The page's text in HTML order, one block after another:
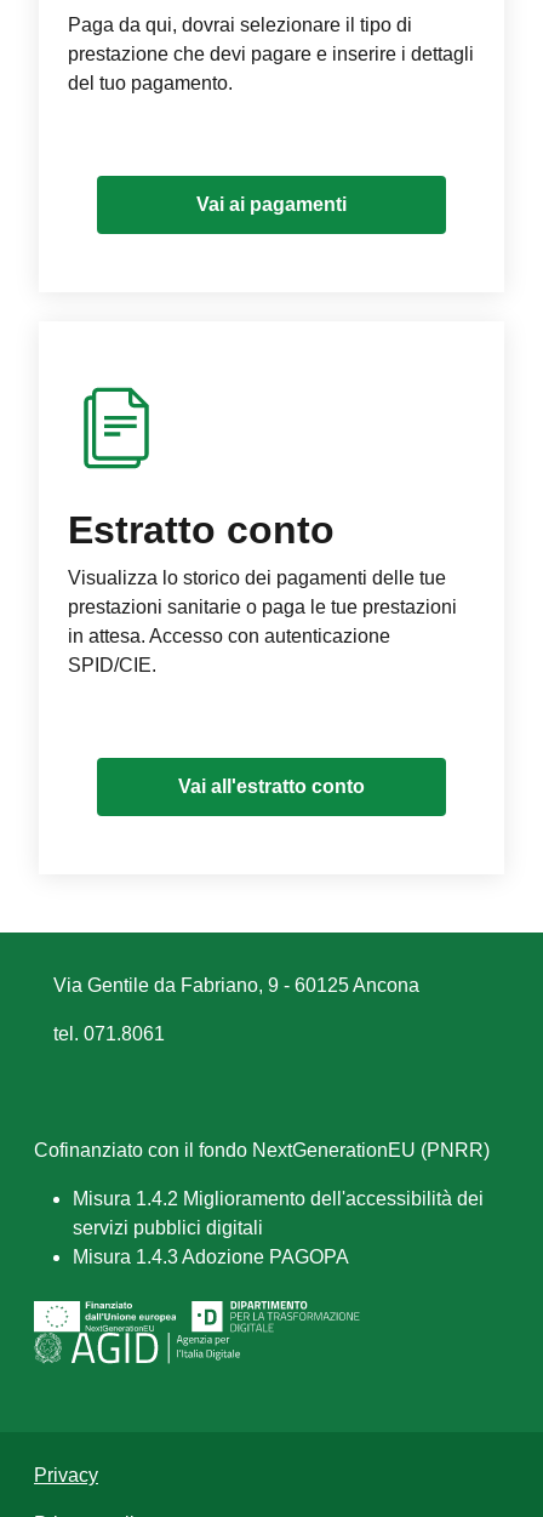
Paga da qui, dovrai selezionare il tipo di
prestazione che devi pagare e inserire i dettagli
del tuo pagamento.
Vai ai pagamenti
Estratto conto
Visualizza lo storico dei pagamenti delle tue
prestazioni sanitarie o paga le tue prestazioni
in attesa. Accesso con autenticazione
SPID/CIE.
Vai all'estratto conto
Via Gentile da Fabriano, 9 - 60125 Ancona
tel. 071.8061
Cofinanziato con il fondo NextGenerationEU (PNRR)
Misura 1.4.2 Miglioramento dell'accessibilità dei
servizi pubblici digitali
Misura 1.4.3 Adozione PAGOPA
Privacy